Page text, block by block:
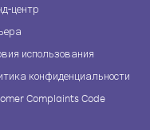
центр
использования
конфиденциальности
Complaints Code